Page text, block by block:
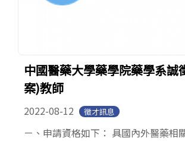
中國醫藥大學藥學院藥學系誠
案)教師
2022-08-12 徵才訊息
ㄧ、申請資格如下： 具國內外醫藥相